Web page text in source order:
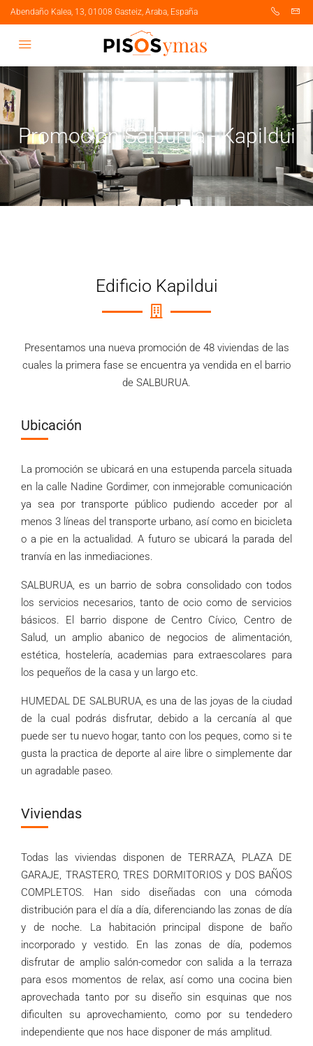
Abendaño Kalea, 13, 01008 Gasteiz, Araba, España
Promocion Salburua - Kapildui
Edificio Kapildui
Presentamos una nueva promoción de 48 viviendas de las
cuales la primera fase se encuentra ya vendida en el barrio
de SALBURUA.
Ubicación
La promoción se ubicará en una estupenda parcela situada
en la calle Nadine Gordimer, con inmejorable comunicación
ya sea por transporte público pudiendo acceder por al
menos 3 líneas del transporte urbano, así como en bicicleta
o a pie en la actualidad. A futuro se ubicará la parada del
tranvía en las inmediaciones.
SALBURUA, es un barrio de sobra consolidado con todos
los servicios necesarios, tanto de ocio como de servicios
básicos. El barrio dispone de Centro Cívico, Centro de
Salud, un amplio abanico de negocios de alimentación,
estética, hostelería, academias para extraescolares para
los pequeños de la casa y un largo etc.
HUMEDAL DE SALBURUA, es una de las joyas de la ciudad
de la cual podrás disfrutar, debido a la cercanía al que
puede ser tu nuevo hogar, tanto con los peques, como si te
gusta la practica de deporte al aire libre o simplemente dar
un agradable paseo.
Viviendas
Todas las viviendas disponen de TERRAZA, PLAZA DE
GARAJE, TRASTERO, TRES DORMITORIOS y DOS BAÑOS
COMPLETOS. Han sido diseñadas con una cómoda
distribución para el día a día, diferenciando las zonas de día
y de noche. La habitación principal dispone de baño
incorporado y vestido. En las zonas de día, podemos
disfrutar de amplio salón-comedor con salida a la terraza
para esos momentos de relax, así como una cocina bien
aprovechada tanto por su diseño sin esquinas que nos
dificulten su aprovechamiento, como por su tendedero
independiente que nos hace disponer de más amplitud.